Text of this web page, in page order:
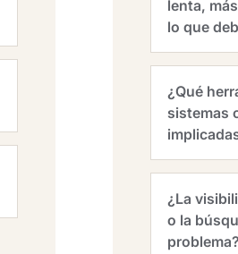
lenta,
lo que
¿Qué
sistemas
¿La
o la
problema?